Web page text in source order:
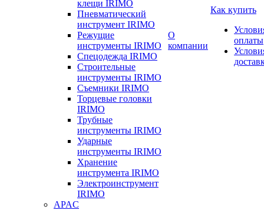
клещи IRIMO
Пневматический
инструмент IRIMO
Режущие
инструменты IRIMO
Спецодежда IRIMO
Строительные
инструменты IRIMO
Съемники IRIMO
Торцевые головки
IRIMO
Трубные
инструменты IRIMO
Ударные
инструменты IRIMO
Хранение
инструмента IRIMO
Электроинструмент
IRIMO
APAC
О
компании
Как купить
оплаты